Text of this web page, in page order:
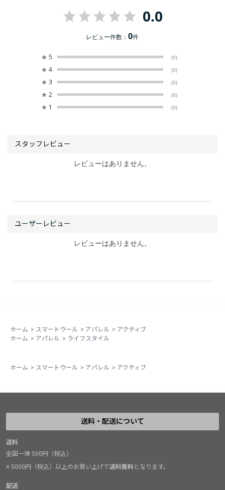
0.0
レビュー件数：0件
★ 5 (0)
★ 4 (0)
★ 3 (0)
★ 2 (0)
★ 1 (0)
レビューはありません。
レビューはありません。
ホーム > スマートウール > アパレル > アクティブ
ホーム > アパレル > ライフスタイル
ホーム > スマートウール > アパレル > アクティブ
送料・配送について
送料
全国一律 500円（税込）
※ 5000円（税込）以上のお買い上げで送料無料となります。
配送